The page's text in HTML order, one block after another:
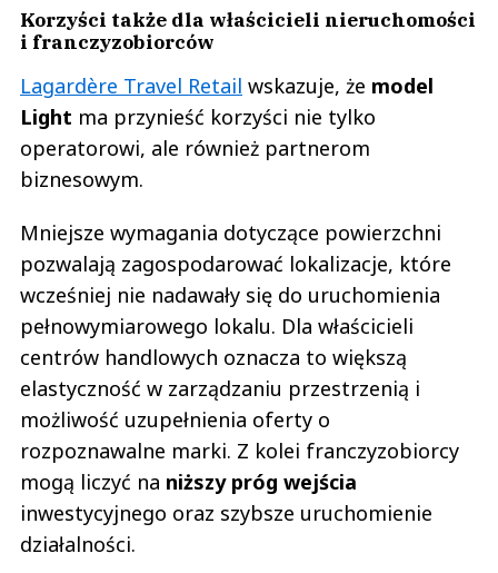
Korzyści także dla właścicieli nieruchomości
i franczyzobiorców
Lagardère Travel Retail wskazuje, że model
Light ma przynieść korzyści nie tylko
operatorowi, ale również partnerom
biznesowym.
Mniejsze wymagania dotyczące powierzchni
pozwalają zagospodarować lokalizacje, które
wcześniej nie nadawały się do uruchomienia
pełnowymiarowego lokalu. Dla właścicieli
centrów handlowych oznacza to większą
elastyczność w zarządzaniu przestrzenią i
możliwość uzupełnienia oferty o
rozpoznawalne marki. Z kolei franczyzobiorcy
mogą liczyć na niższy próg wejścia
inwestycyjnego oraz szybsze uruchomienie
działalności.